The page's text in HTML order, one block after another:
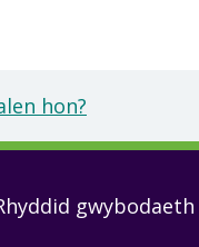
hon?
gwybodaeth